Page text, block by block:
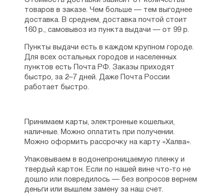
товаров в заказе. Чем больше — тем выгоднее
доставка. В среднем, доставка почтой стоит
160 р., самовывоз из пункта выдачи — от 99 р.
Пункты выдачи есть в каждом крупном городе.
Для всех остальных городов и населенных
пунктов есть Почта РФ. Заказы приходят
быстро, за 2–7 дней. Даже Почта России
работает быстро.
Принимаем карты, электронные кошельки,
наличные. Можно оплатить при получении.
Можно оформить рассрочку на карту «Халва».
Упаковываем в водонепроницаемую пленку и
твердый картон. Если по нашей вине что-то не
дошло или повредилось — без вопросов вернем
деньги или вышлем замену за наш счет.